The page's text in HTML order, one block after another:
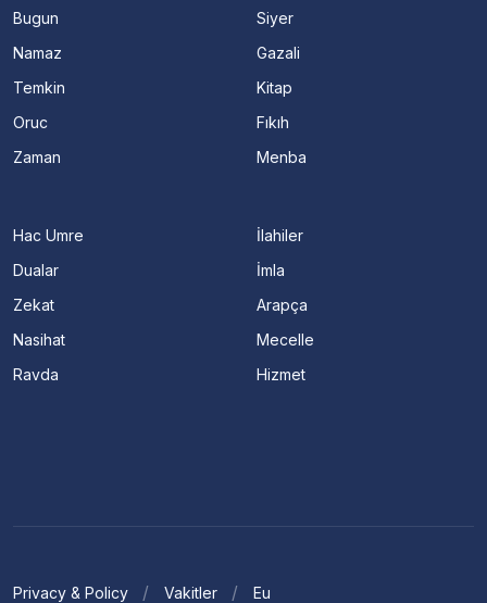
Bugun
Namaz
Temkin
Oruc
Zaman
Siyer
Gazali
Kitap
Fıkıh
Menba
Hac Umre
Dualar
Zekat
Nasihat
Ravda
İlahiler
İmla
Arapça
Mecelle
Hizmet
Privacy & Policy Vakitler Eu